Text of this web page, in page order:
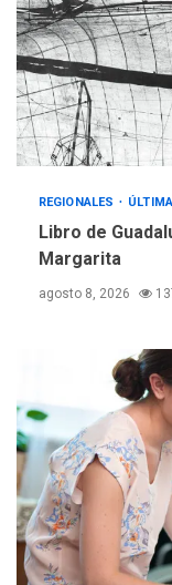
3
4
REGIONALES
Libro de
Margarita
agosto 8, 2026